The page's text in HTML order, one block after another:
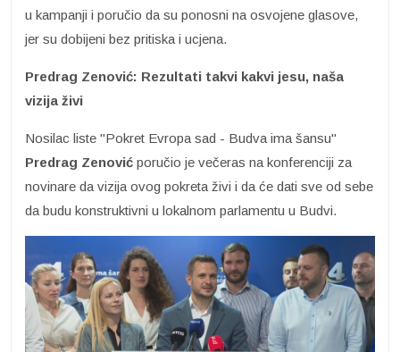
u kampanji i poručio da su ponosni na osvojene glasove,
jer su dobijeni bez pritiska i ucjena.
Predrag Zenović: Rezultati takvi kakvi jesu, naša
vizija živi
Nosilac liste "Pokret Evropa sad - Budva ima šansu"
Predrag Zenović poručio je večeras na konferenciji za
novinare da vizija ovog pokreta živi i da će dati sve od sebe
da budu konstruktivni u lokalnom parlamentu u Budvi.